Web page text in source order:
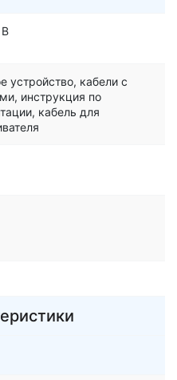
В
устройство, кабели с
инструкция по
кабель для